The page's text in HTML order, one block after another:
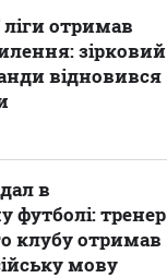
отримав
зірковий
відновився
в
футболі: тренер
клубу отримав
мову